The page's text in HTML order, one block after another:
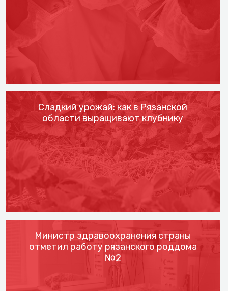
Сладкий урожай: как в Рязанской
области выращивают клубнику
Министр здравоохранения страны
отметил работу рязанского роддома
№2